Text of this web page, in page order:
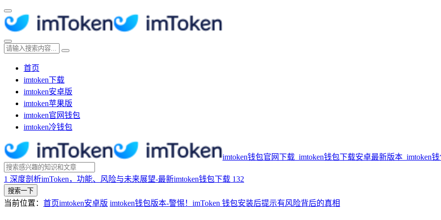
首页
imtoken下载
imtoken安卓版
imtoken苹果版
imtoken官网钱包
imtoken冷钱包
imtoken钱包官网下载_imtoken钱包下载安卓最新版本_imtoken
1 深度剖析imToken，功能、风险与未来展望-最新imtoken钱包下载 132
搜索一下
当前位置： 首页imtoken安卓版 imtoken钱包版本-警惕！imToken 钱包安装后提示有风险背后的真相